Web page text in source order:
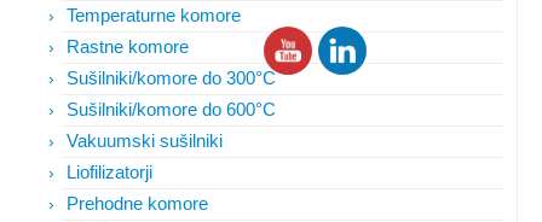
Temperaturne komore
Rastne komore
Sušilniki/komore do 300°C
Sušilniki/komore do 600°C
Vakuumski sušilniki
Liofilizatorji
Prehodne komore